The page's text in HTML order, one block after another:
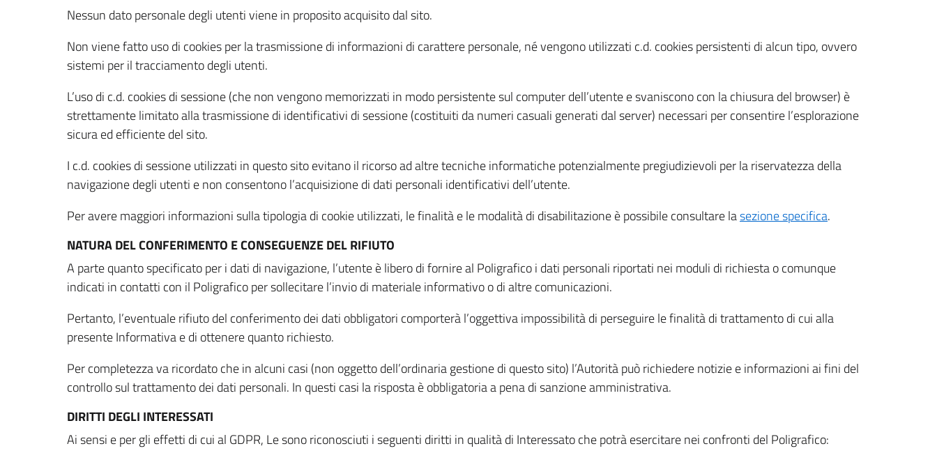
Nessun dato personale degli utenti viene in proposito acquisito dal sito.
Non viene fatto uso di cookies per la trasmissione di informazioni di carattere personale, né vengono utilizzati c.d. cookies persistenti di alcun tipo, ovvero
sistemi per il tracciamento degli utenti.
L’uso di c.d. cookies di sessione (che non vengono memorizzati in modo persistente sul computer dell’utente e svaniscono con la chiusura del browser) è
strettamente limitato alla trasmissione di identificativi di sessione (costituiti da numeri casuali generati dal server) necessari per consentire l’esplorazione
sicura ed efficiente del sito.
I c.d. cookies di sessione utilizzati in questo sito evitano il ricorso ad altre tecniche informatiche potenzialmente pregiudizievoli per la riservatezza della
navigazione degli utenti e non consentono l’acquisizione di dati personali identificativi dell’utente.
Per avere maggiori informazioni sulla tipologia di cookie utilizzati, le finalità e le modalità di disabilitazione è possibile consultare lasezione specifica.
NATURA DEL CONFERIMENTO E CONSEGUENZE DEL RIFIUTO
A parte quanto specificato per i dati di navigazione, l’utente è libero di fornire al Poligrafico i dati personali riportati nei moduli di richiesta o comunque
indicati in contatti con il Poligrafico per sollecitare l’invio di materiale informativo o di altre comunicazioni.
Pertanto, l’eventuale rifiuto del conferimento dei dati obbligatori comporterà l’oggettiva impossibilità di perseguire le finalità di trattamento di cui alla
presente Informativa e di ottenere quanto richiesto.
Per completezza va ricordato che in alcuni casi (non oggetto dell’ordinaria gestione di questo sito) l’Autorità può richiedere notizie e informazioni ai fini del
controllo sul trattamento dei dati personali. In questi casi la risposta è obbligatoria a pena di sanzione amministrativa.
DIRITTI DEGLI INTERESSATI
Ai sensi e per gli effetti di cui al GDPR, Le sono riconosciuti i seguenti diritti in qualità di Interessato che potrà esercitare nei confronti del Poligrafico: